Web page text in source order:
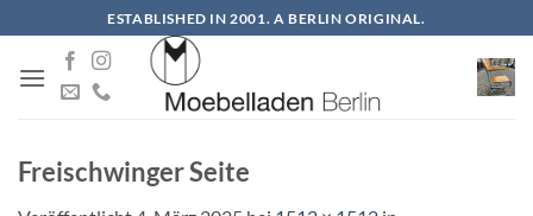
Inhalt
springen
ESTABLISHED IN 2001. A BERLIN ORIGINAL.
Freischwinger Seite